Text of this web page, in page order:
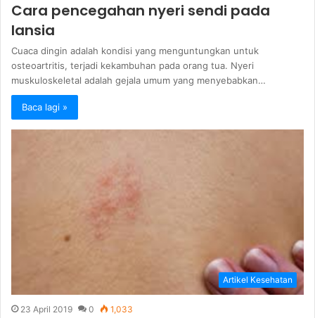
Cara pencegahan nyeri sendi pada
lansia
Cuaca dingin adalah kondisi yang menguntungkan untuk
osteoartritis, terjadi kekambuhan pada orang tua. Nyeri
muskuloskeletal adalah gejala umum yang menyebabkan…
Baca lagi »
Artikel Kesehatan
23 April 2019 0 1,033